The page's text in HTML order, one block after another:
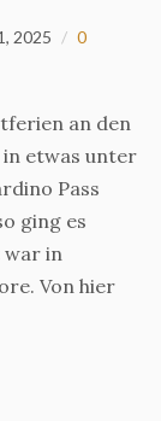
2025
0
an den
in etwas unter
Pass
ging es
in
Von hier